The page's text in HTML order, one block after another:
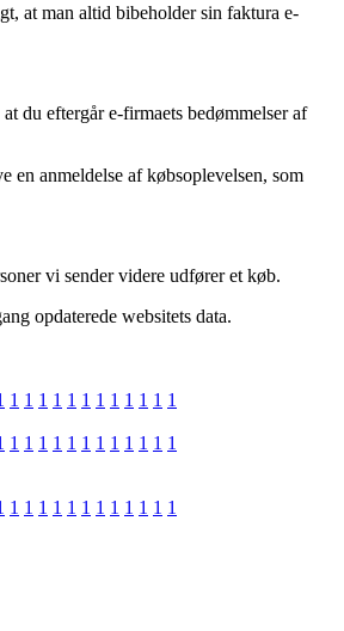
at man altid bibeholder sin faktura e-
du eftergår e-firmaets bedømmelser af
anmeldelse af købsoplevelsen, som
vi sender videre udfører et køb.
opdaterede websitets data.
1 1 1 1 1 1 1 1 1 1 1 1
1 1 1 1 1 1 1 1 1 1 1 1
1 1 1 1 1 1 1 1 1 1 1 1